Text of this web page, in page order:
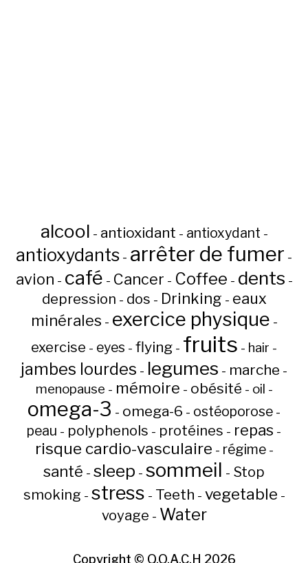
alcool - antioxidant - antioxydant -
antioxydants - arrêter de fumer -
avion - café - Cancer - Coffee - dents -
depression - dos - Drinking - eaux
minérales - exercice physique -
exercise - eyes - flying - fruits - hair -
jambes lourdes - legumes - marche -
menopause - mémoire - obésité - oil -
omega-3 - omega-6 - ostéoporose -
peau - polyphenols - protéines - repas -
risque cardio-vasculaire - régime-
santé - sleep - sommeil - Stop
smoking - stress - Teeth - vegetable -
voyage - Water
Copyright © Q.O.A.C.H 2026